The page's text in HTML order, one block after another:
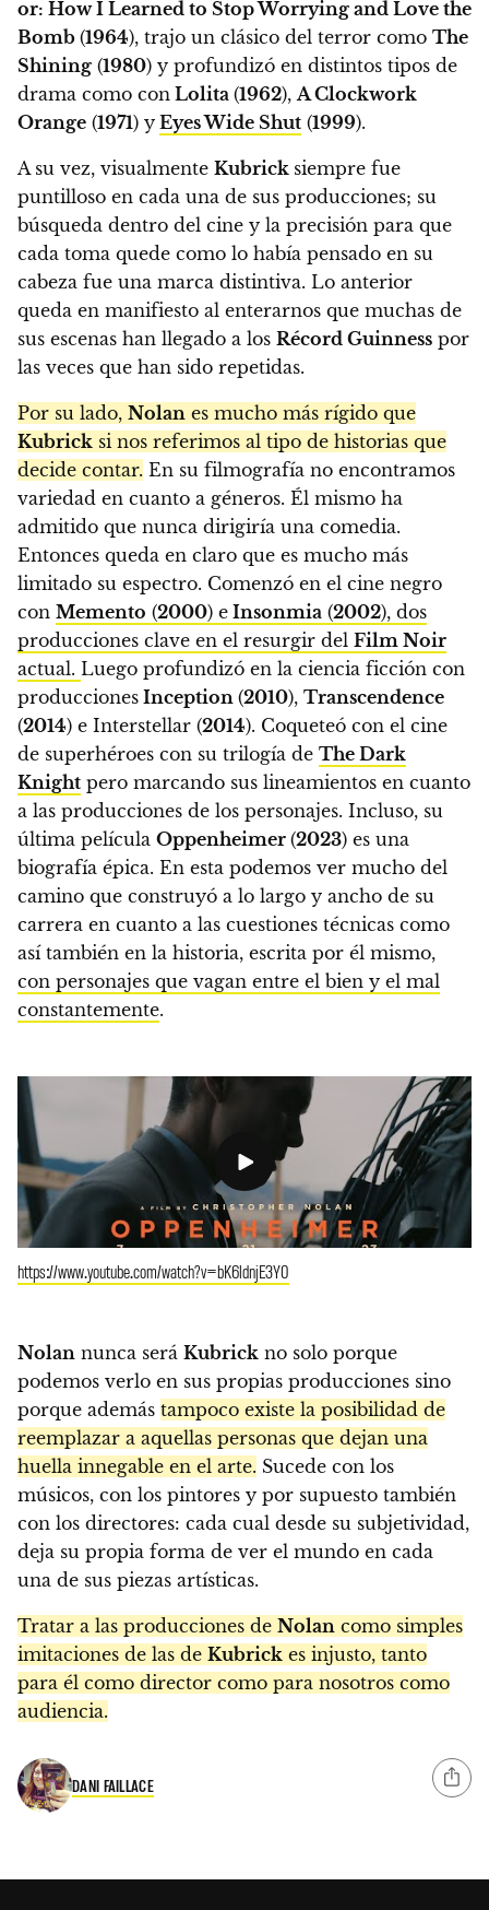
or: How I Learned to Stop Worrying and Love the
Bomb (1964), trajo un clásico del terror como The
Shining (1980) y profundizó en distintos tipos de
drama como con Lolita (1962), A Clockwork
Orange (1971) y Eyes Wide Shut (1999).
A su vez, visualmente Kubrick siempre fue
puntilloso en cada una de sus producciones; su
búsqueda dentro del cine y la precisión para que
cada toma quede como lo había pensado en su
cabeza fue una marca distintiva. Lo anterior
queda en manifiesto al enterarnos que muchas de
sus escenas han llegado a los Récord Guinness por
las veces que han sido repetidas.
Por su lado, Nolan es mucho más rígido que
Kubrick si nos referimos al tipo de historias que
decide contar. En su filmografía no encontramos
variedad en cuanto a géneros. Él mismo ha
admitido que nunca dirigiría una comedia.
Entonces queda en claro que es mucho más
limitado su espectro. Comenzó en el cine negro
con Memento (2000) e Insonmia (2002), dos
producciones clave en el resurgir del Film Noir
actual. Luego profundizó en la ciencia ficción con
producciones Inception (2010), Transcendence
(2014) e Interstellar (2014). Coqueteó con el cine
de superhéroes con su trilogía de The Dark
Knight pero marcando sus lineamientos en cuanto
a las producciones de los personajes. Incluso, su
última película Oppenheimer (2023) es una
biografía épica. En esta podemos ver mucho del
camino que construyó a lo largo y ancho de su
carrera en cuanto a las cuestiones técnicas como
así también en la historia, escrita por él mismo,
con personajes que vagan entre el bien y el mal
constantemente.
https://www.youtube.com/watch?v=bK6ldnjE3Y0
Nolan nunca será Kubrick no solo porque
podemos verlo en sus propias producciones sino
porque además tampoco existe la posibilidad de
reemplazar a aquellas personas que dejan una
huella innegable en el arte. Sucede con los
músicos, con los pintores y por supuesto también
con los directores: cada cual desde su subjetividad,
deja su propia forma de ver el mundo en cada
una de sus piezas artísticas.
Tratar a las producciones de Nolan como simples
imitaciones de las de Kubrick es injusto, tanto
para él como director como para nosotros como
audiencia.
DANI FAILLACE